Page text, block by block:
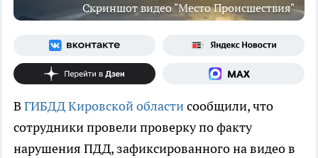
Скриншот видео "Место Происшествия"
В ГИБДД Кировской областисообщили, что
сотрудники провели проверку по факту
нарушения ПДД, зафиксированного на видео в